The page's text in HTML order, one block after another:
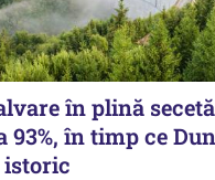
în plină
93%, în timp ce